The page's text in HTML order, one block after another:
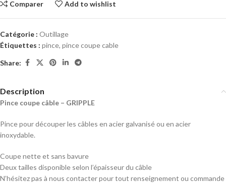
Comparer Add to wishlist
Catégorie : Outillage
Étiquettes : pince, pince coupe cable
Share:
Description
Pince coupe câble – GRIPPLE
Pince pour découper les câbles en acier galvanisé ou en acier
inoxydable.
Coupe nette et sans bavure
Deux tailles disponible selon l’épaisseur du câble
N’hésitez pas à nous contacter pour tout renseignement ou commande